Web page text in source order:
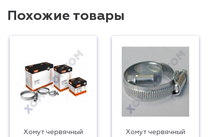
Похожие товары
Хомут червячный
Хомут червячный